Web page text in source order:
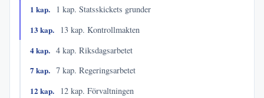
1 kap.
1 kap. Statsskickets grunder
13 kap.
13 kap. Kontrollmakten
4 kap. 4 kap. Riksdagsarbetet
7 kap. 7 kap. Regeringsarbetet
12 kap.
12 kap. Förvaltningen